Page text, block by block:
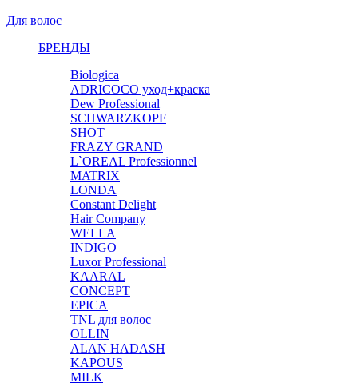
Для волос
БРЕНДЫ
Biologica
ADRICOCO уход+краска
Dew Professional
SCHWARZKOPF
SHOT
FRAZY GRAND
L`OREAL Professionnel
MATRIX
LONDA
Constant Delight
Hair Company
WELLA
INDIGO
Luxor Professional
KAARAL
CONCEPT
EPICA
TNL для волос
OLLIN
ALAN HADASH
KAPOUS
MILK